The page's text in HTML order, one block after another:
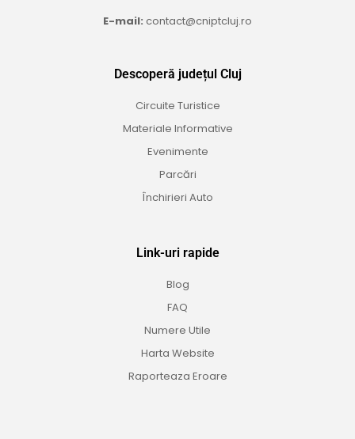
E-mail: contact@cniptcluj.ro
Descoperă județul Cluj
Circuite Turistice
Materiale Informative
Evenimente
Parcări
Închirieri Auto
Link-uri rapide
Blog
FAQ
Numere Utile
Harta Website
Raporteaza Eroare